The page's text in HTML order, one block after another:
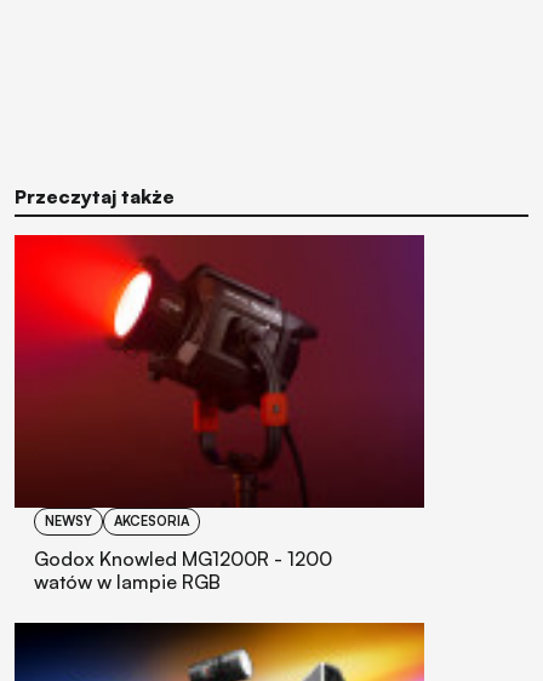
Przeczytaj także
NEWSY AKCESORIA
Godox Knowled MG1200R - 1200
watów w lampie RGB